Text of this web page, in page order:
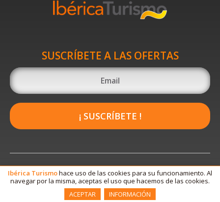
SUSCRÍBETE A LAS OFERTAS
¡ SUSCRÍBETE !
Ibérica Turismohace uso de las cookies para su funcionamiento. Al
navegar por la misma, aceptas el uso que hacemos de las cookies.
ACEPTAR
INFORMACIÓN